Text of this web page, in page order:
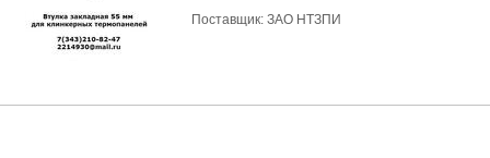
Поставщик: ЗАО НТЗПИ